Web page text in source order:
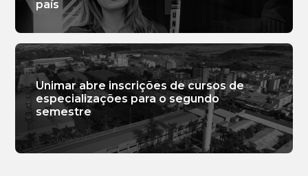
país
Unimar abre inscrições de cursos de
especializações para o segundo
semestre